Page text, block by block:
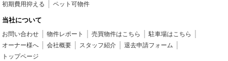
初期費用抑える
ペット可物件
当社について
お問い合わせ 物件レポート 売買物件はこちら
駐車場はこちら
オーナー様へ
会社概要 スタッフ紹介
退去申請フォーム
トップページ